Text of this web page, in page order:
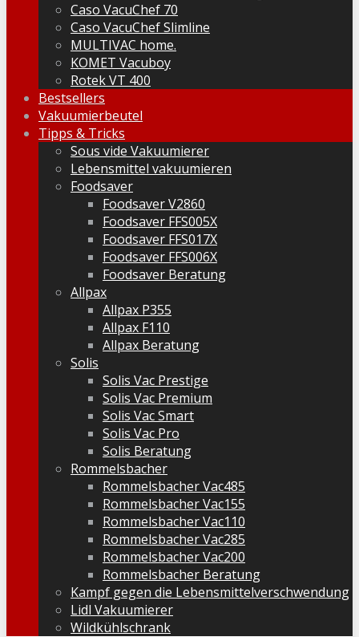
Caso VacuChef 70
Caso VacuChef Slimline
MULTIVAC home.
KOMET Vacuboy
Rotek VT 400
Bestsellers
Vakuumierbeutel
Tipps & Tricks
Sous vide Vakuumierer
Lebensmittel vakuumieren
Foodsaver
Foodsaver V2860
Foodsaver FFS005X
Foodsaver FFS017X
Foodsaver FFS006X
Foodsaver Beratung
Allpax
Allpax P355
Allpax F110
Allpax Beratung
Solis
Solis Vac Prestige
Solis Vac Premium
Solis Vac Smart
Solis Vac Pro
Solis Beratung
Rommelsbacher
Rommelsbacher Vac485
Rommelsbacher Vac155
Rommelsbacher Vac110
Rommelsbacher Vac285
Rommelsbacher Vac200
Rommelsbacher Beratung
Kampf gegen die Lebensmittelverschwendung
Lidl Vakuumierer
Wildkühlschrank